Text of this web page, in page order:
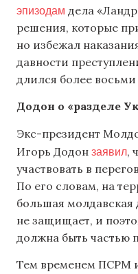
эпизодам дела
решения, которые
но избежал
давности
длился более восьми
Додон о «разделе
Экс-президент
Игорь Додон заявил,
участвовать в
По его словам, на
большая молдавская
не защищает, и
должна быть частью
Тем временем ПСРМ